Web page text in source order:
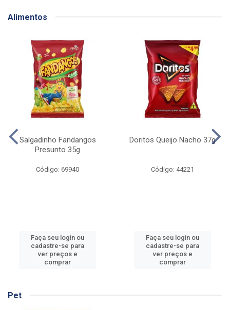
Alimentos
Salgadinho Fandangos
Presunto 35g
Código: 69940
Faça seu login ou
cadastre-se para
ver preços e
comprar
Doritos Queijo Nacho 37g
Código: 44221
Faça seu login ou
cadastre-se para
ver preços e
comprar
Pet